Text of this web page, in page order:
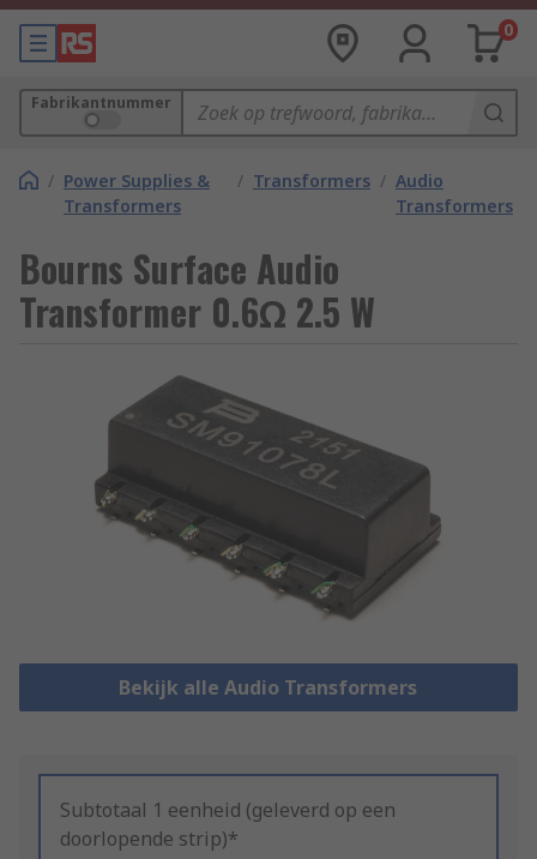
0
Fabrikantnummer
/ Power Supplies &
Transformers
/ Transformers / Audio
Transformers
Bourns Surface Audio
Transformer 0.6Ω 2.5 W
Bekijk alle Audio Transformers
Subtotaal 1 eenheid (geleverd op een
doorlopende strip)*